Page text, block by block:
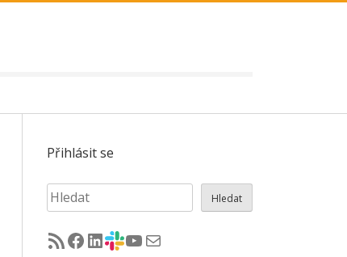
Přihlásit se
Hledat Hledat
RSS - články na jug.cz
Facebook skupina Czech Java User Group
LinkedIn skupina Czech Java User Group
CZJUG Slack fórum
CZJUG YouTube kanálCZJUG email